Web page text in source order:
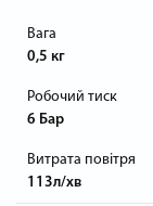
Вага
0,5 кг
Робочий тиск
6 Бар
Витрата повітря
113л/хв